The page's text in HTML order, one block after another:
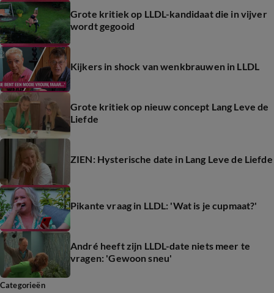
Grote kritiek op LLDL-kandidaat die in vijver
wordt gegooid
Kijkers in shock van wenkbrauwen in LLDL
Grote kritiek op nieuw concept Lang Leve de
Liefde
ZIEN: Hysterische date in Lang Leve de Liefde
Pikante vraag in LLDL: 'Wat is je cupmaat?'
André heeft zijn LLDL-date niets meer te
vragen: 'Gewoon sneu'
Categorieën